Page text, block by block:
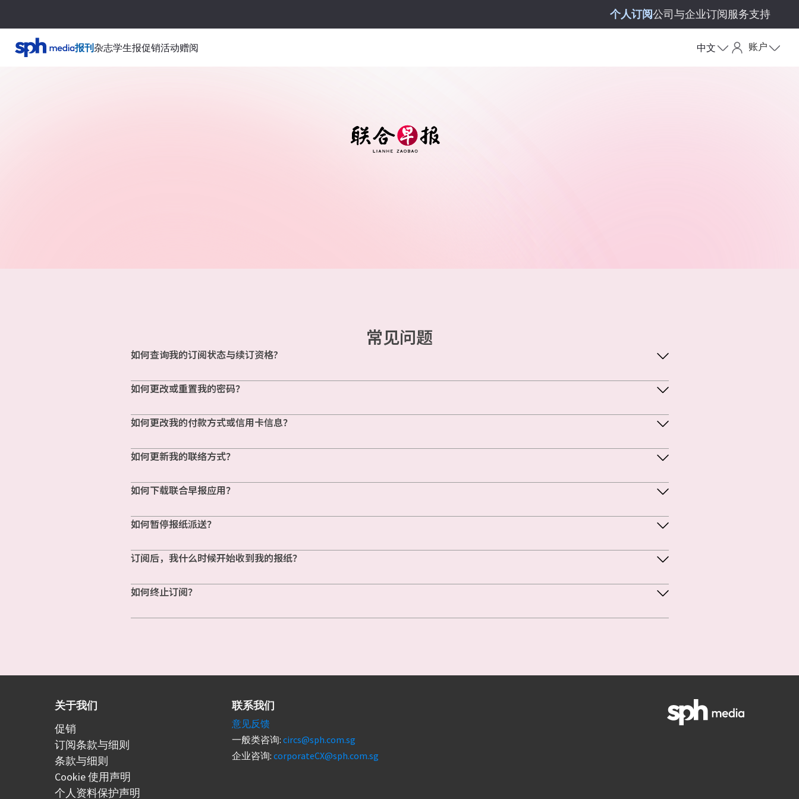
个人订阅公司与企业订阅服务支持
报刊杂志学生报促销活动赠阅 中文 账户
常见问题
如何查询我的订阅状态与续订资格?
如何更改或重置我的密码？
如何更改我的付款方式或信用卡信息？
如何更新我的联络方式？
如何下载联合早报应用？
如何暂停报纸派送？
订阅后，我什么时候开始收到我的报纸？
如何终止订阅？
关于我们
促销
订阅条款与细则
条款与细则
Cookie 使用声明
个人资料保护声明
联系我们
意见反馈
一般类咨询: circs@sph.com.sg
企业咨询: corporateCX@sph.com.sg